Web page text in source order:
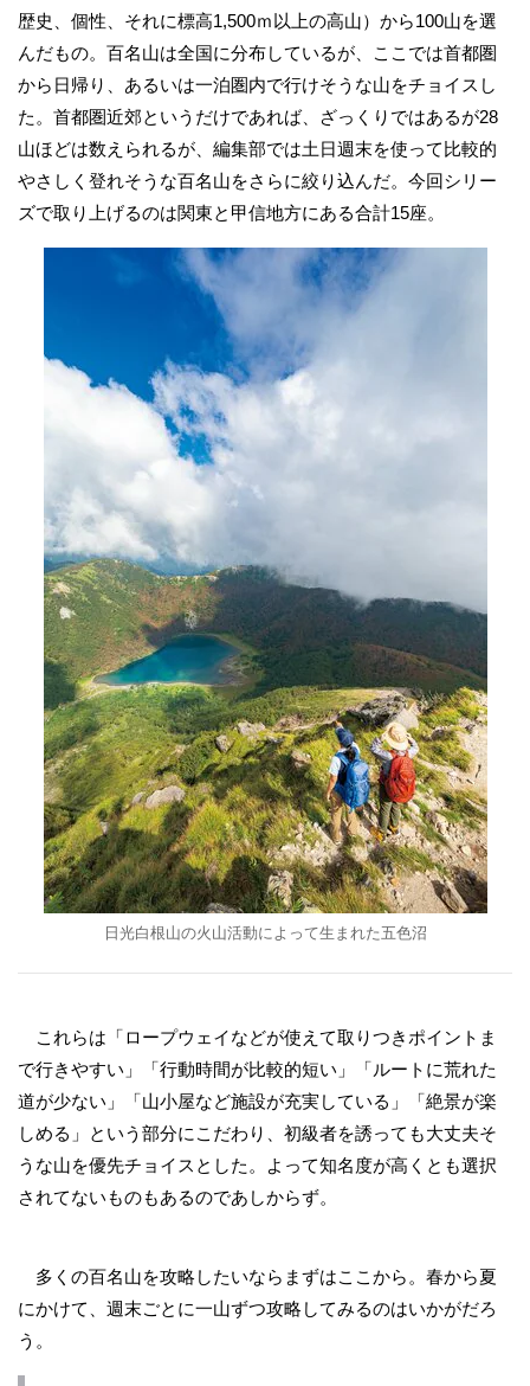
歴史、個性、それに標高1,500ｍ以上の高山）から100山を選
んだもの。百名山は全国に分布しているが、ここでは首都圏
から日帰り、あるいは一泊圏内で行けそうな山をチョイスし
た。首都圏近郊というだけであれば、ざっくりではあるが28
山ほどは数えられるが、編集部では土日週末を使って比較的
やさしく登れそうな百名山をさらに絞り込んだ。今回シリー
ズで取り上げるのは関東と甲信地方にある合計15座。
日光白根山の火山活動によって生まれた五色沼
これらは「ロープウェイなどが使えて取りつきポイントま
で行きやすい」「行動時間が比較的短い」「ルートに荒れた
道が少ない」「山小屋など施設が充実している」「絶景が楽
しめる」という部分にこだわり、初級者を誘っても大丈夫そ
うな山を優先チョイスとした。よって知名度が高くとも選択
されてないものもあるのであしからず。
多くの百名山を攻略したいならまずはここから。春から夏
にかけて、週末ごとに一山ずつ攻略してみるのはいかがだろ
う。